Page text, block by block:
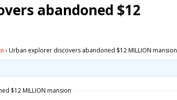
abandoned $12
› Urban explorer discovers abandoned $12 MILLION mansion
$12 MILLION mansion